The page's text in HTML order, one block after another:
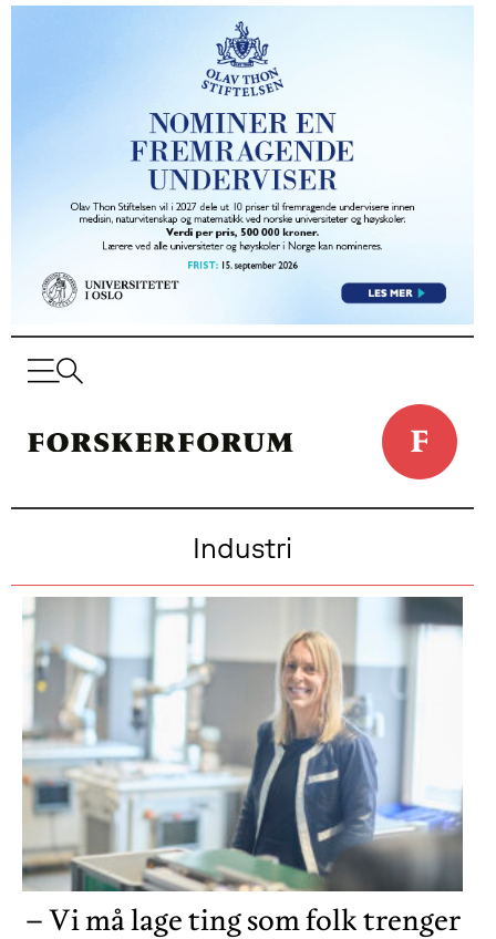
Industri
– Vi må lage ting som folk trenger